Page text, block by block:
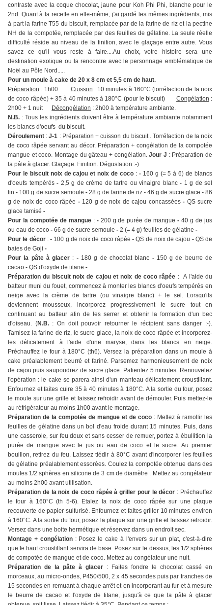
contraste avec la coque chocolat, jaune pour Koh Phi Phi, blanche pour le
2nd. Quant à la recette en elle-même, j'ai gardé les mêmes ingrédients, mis
à part la farine T55 du biscuit, remplacée par de la farine de riz et la pectine
NH de la compotée, remplacée par des feuilles de gélatine. La seule réelle
difficulté réside au niveau de la finition, avec le glaçage entre autre. Vous
savez ce qu'il vous reste à faire....Au choix, votre histoire sera une
destination exotique ou la rencontre avec le personnage emblématique de
Noël au Pôle Nord.....
Pour un moule à cake de 20 x 8 cm et 5,5 cm de haut.
Préparation : 1h00 Cuisson : 10 minutes à 160°C (torréfaction de la noix
de coco râpée) + 35 à 40 minutes à 180°C (pour le biscuit) Congélation :
2h00 + 1 nuit
Décongélation : 2h00 à température ambiante.
N.B. : Tous les ingrédients doivent être à température ambiante notamment
les blancs d'oeufs du biscuit.
Déroulement :J-1 : Préparation + cuisson du biscuit . Torréfaction de la noix
de coco râpée servant au décor. Préparation + congélation de la compotée
mangue et coco. Montage du gâteau + congélation.Jour J : Préparation de
la pâte à glacer. Glaçage. Finition. Dégustation :-)
Pour le biscuit noix de cajou et noix de coco : -160 g (= 5 à 6) de blancs
d'oeufs tempérés - 2,5 g de crème de tartre ou vinaigre blanc - 1 g de sel
fin- 100 g de sucre semoule- 28 g de farine de riz- 46 g de sucre glace -86
g de noix de coco râpée -120 g de noix de cajou concassées- QS sucre
glace tamisé -
Pour la compotée de mangue: -200 g de purée de mangue- 40 g de jus
ou eau de coco - 66 g de sucre semoule - 2 (= 4 g) feuilles de gélatine -
Pour le décor : - 100 g de noix de coco râpée - QS de noix de cajou -QS de
baies de Goji -
Pour la pâte à glacer : -180 g de chocolat blanc -150 g de beurre de
cacao - QS d'oxyde de titane -
Préparation du biscuit noix de cajou et noix de coco râpée : A l'aide du
batteur muni du fouet, commencez à monter les blancs d'oeufs tempérés en
neige avec la crème de tartre (ou vinaigre blanc) + le sel. Lorsqu'ils
deviennent mousseux, incorporez progressivement le sucre tout en
continuant au batteur afin de les serrer et obtenir la formation d'un bec
d'oiseau. (N.B.: On doit pouvoir retourner le récipient sans danger :-).
Tamisez la farine de riz, le sucre glace, la noix de coco râpée et incorporez-
les délicatement à l'aide d'une maryse, dans les blancs en neige.
Préchauffez le four à 180°C (th6). Versez la préparation dans un moule à
cake préalablement beurré et fariné. Parsemez harmonieusement de noix
de cajou puis saupoudrez de sucre glace. Patientez 5 minutes. Renouvelez
l'opération : le cake se parera ainsi d'un manteau délicatement croustillant.
Enfournez et faites cuire 35 à 40 minutes à 180°C. A la sortie du four, posez
le moule sur une grille et laissez refroidir avant de démouler. Puis mettez-le
au réfrigérateur au moins 1h00 avant le montage.
Préparation de la compotée de mangue et de coco : Mettez à ramollir les
feuilles de gélatine dans un bol d'eau froide durant 15 minutes. Puis, dans
une casserole, sur feu doux et sans cesser de remuer, portez à ébullition la
purée de mangue avec le jus ou eau de coco et le sucre. Au premier
bouillon, retirez du feu. Laissez tiédir à 80°C avant d'incorporer les feuilles
de gélatine préalablement essorées. Coulez la compotée obtenue dans des
moules 1/2 sphères en silicone de 3 cm de diamètre . Mettez au congélateur
au moins 2h00 avant utilisation.
Préparation de la noix de coco râpée à griller pour le décor : Préchauffez
le four à 160°C (th 5-6). Etalez la noix de coco râpée sur une plaque
recouverte de papier sulfurisé. Enfournez et faites griller 10 minutes environ
à 160°C. A la sortie du four, posez la plaque sur une grille et laissez refroidir.
Versez dans une boite hermétique et réservez dans un endroit sec.
Montage + congélation: Posez le cake à l'envers sur un plat, c'est-à-dire
que le haut croustillant servira de base. Posez sur le dessus, les 1/2 sphères
de compotée de mangue et de coco. Mettez au congélateur une nuit.
Préparation de la pâte à glacer : Faites fondre le chocolat cassé en
morceaux, au micro-ondes, P450/500, 2 x 45 secondes puis par tranches de
15 secondes en remuant à chaque arrêt et en incorporant au fur et à mesure
le beurre de cacao et l'oxyde de titane, jusqu'à ce que la pâte à glacer